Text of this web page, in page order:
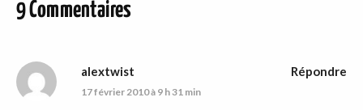
9 Commentaires
alextwist
17 février 2010 à 9 h 31 min
Répondre